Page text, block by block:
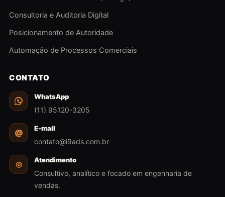
Consultoria e Auditoria Digital
Posicionamento de Autoridade
Automação de Processos Comerciais
CONTATO
WhatsApp
(11) 95120-3205
@ E-mail
contato@i9ads.com.br
◎ Atendimento
Consultivo, analítico e focado em engenharia de
vendas.